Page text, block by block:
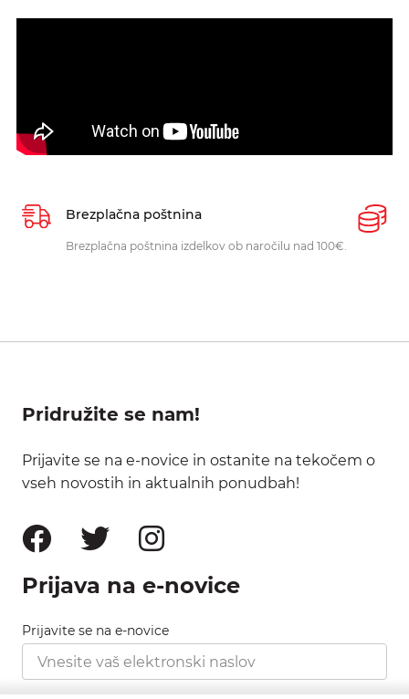
Brezplačna poštnina
Brezplačna poštnina izdelkov ob naročilu nad 100€.
Pridružite se nam!
Prijavite se na e-novice in ostanite na tekočem o
vseh novostih in aktualnih ponudbah!
Prijava na e-novice
Prijavite se na e-novice